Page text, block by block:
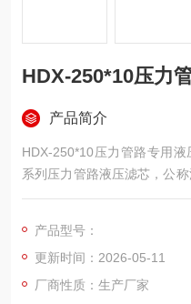
HDX-250*10压力
产品简介
HDX-250*10压力管路专用
系列压力管路液压滤芯，公
适配 ZU-H、QU-H 系列压力
路中，精准过滤液压油内金
路阀、液压马达等精密元件
寿命。
产品型号：
更新时间：2026-05-11
厂商性质：生产厂家